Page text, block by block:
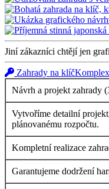
Jiní zákazníci chtějí jen
Zahrady na klíč
Návrh a projekt zahrady
Vytvoříme detailní
plánovanému rozpočtu.
Kompletní realizace
Garantujeme dodržení